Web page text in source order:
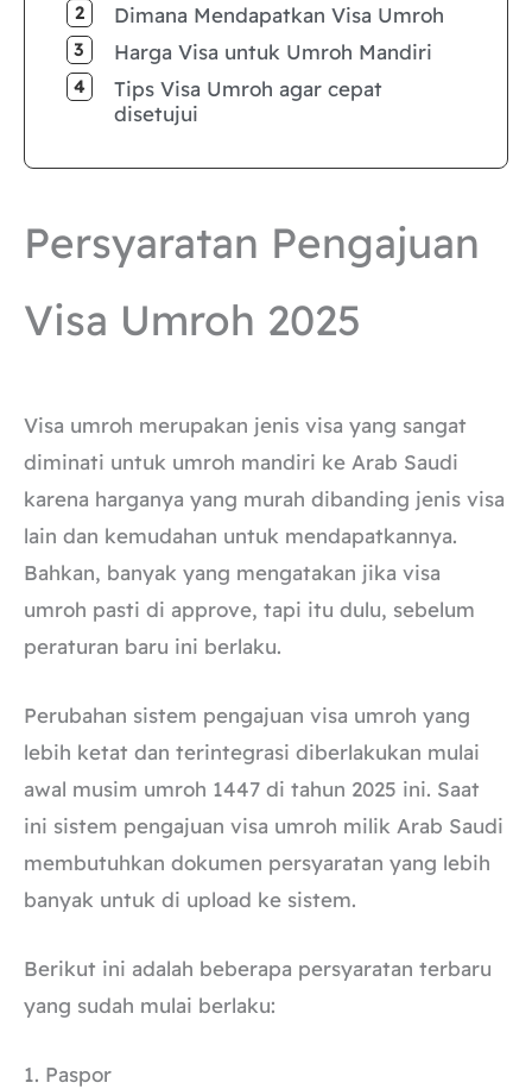
Dimana Mendapatkan Visa Umroh
Harga Visa untuk Umroh Mandiri
Tips Visa Umroh agar cepat
disetujui
Persyaratan Pengajuan
Visa Umroh 2025
Visa umroh merupakan jenis visa yang sangat
diminati untuk umroh mandiri ke Arab Saudi
karena harganya yang murah dibanding jenis visa
lain dan kemudahan untuk mendapatkannya.
Bahkan, banyak yang mengatakan jika visa
umroh pasti di approve, tapi itu dulu, sebelum
peraturan baru ini berlaku.
Perubahan sistem pengajuan visa umroh yang
lebih ketat dan terintegrasi diberlakukan mulai
awal musim umroh 1447 di tahun 2025 ini. Saat
ini sistem pengajuan visa umroh milik Arab Saudi
membutuhkan dokumen persyaratan yang lebih
banyak untuk di upload ke sistem.
Berikut ini adalah beberapa persyaratan terbaru
yang sudah mulai berlaku:
1. Paspor